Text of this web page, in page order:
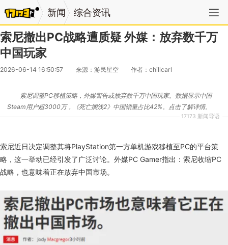
新闻 综合资讯
索尼撤出PC战略遭质疑 外媒：放弃数千万
中国玩家
2026-06-14 16:50:57 来源：游民星空 作者：chillcarl
17173 新闻导语
索尼调整PC移植策略，外媒警告或放弃数千万中国玩家。数据显示中国
Steam用户超3000万，《死亡搁浅2》中国销量占比42%。点击了解详情。
索尼近日决定调整其将PlayStation第一方单机游戏移植至PC的平台策
略，这一举动已经引发了广泛讨论。外媒PC Gamer指出：索尼收缩PC
战略，也意味着正在放弃中国市场。